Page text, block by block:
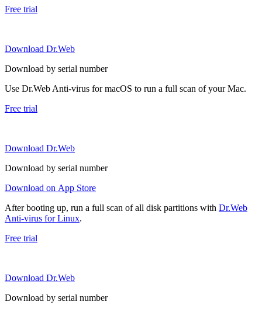
Free trial
Download Dr.Web
Download by serial number
Use Dr.Web Anti-virus for macOS to run a full scan of your Mac.
Free trial
Download Dr.Web
Download by serial number
Download on App Store
After booting up, run a full scan of all disk partitions with Dr.Web
Anti-virus for Linux.
Free trial
Download Dr.Web
Download by serial number